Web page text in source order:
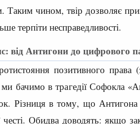
Таким чином, твір дозволяє
терпіти несправедливості.
від Антигони до цифрового
позитивного права
бачимо в трагедії Софокла
Різниця в тому, що Антигона
честі. Обидва доводять: якщо